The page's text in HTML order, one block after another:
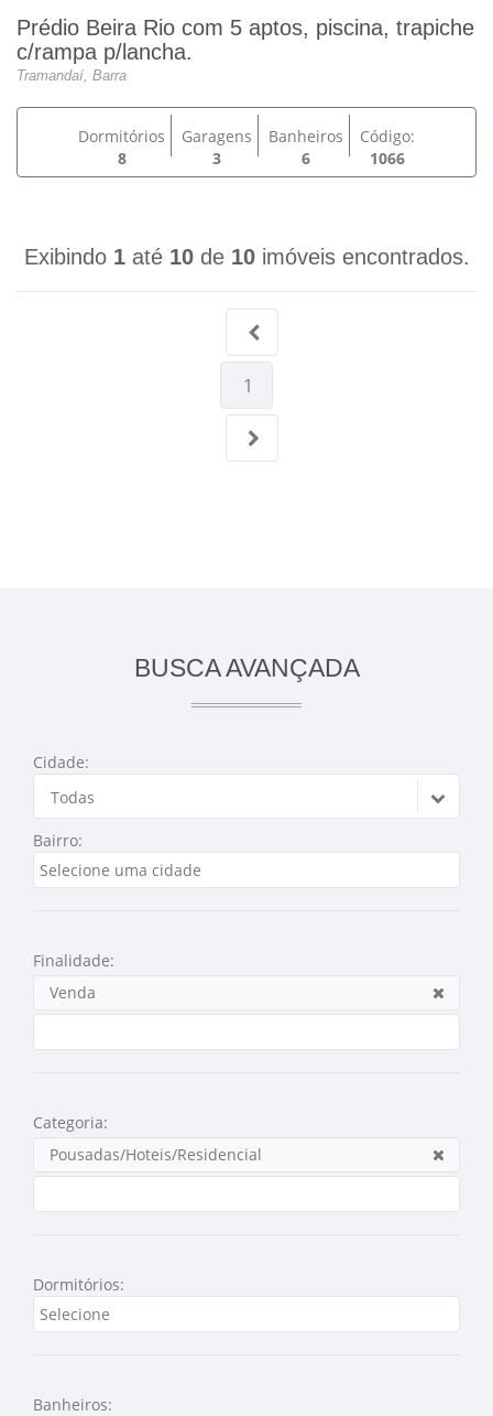
Prédio Beira Rio com 5 aptos, piscina, trapiche
c/rampa p/lancha.
Tramandaí, Barra
Dormitórios
8
Garagens
3
Banheiros
6
Código:
1066
Exibindo 1até 10de 10imóveis encontrados.
1
BUSCA AVANÇADA
Cidade:
Todas
Bairro:
Finalidade:
Venda
Categoria:
Pousadas/Hoteis/Residencial
Dormitórios:
Banheiros: